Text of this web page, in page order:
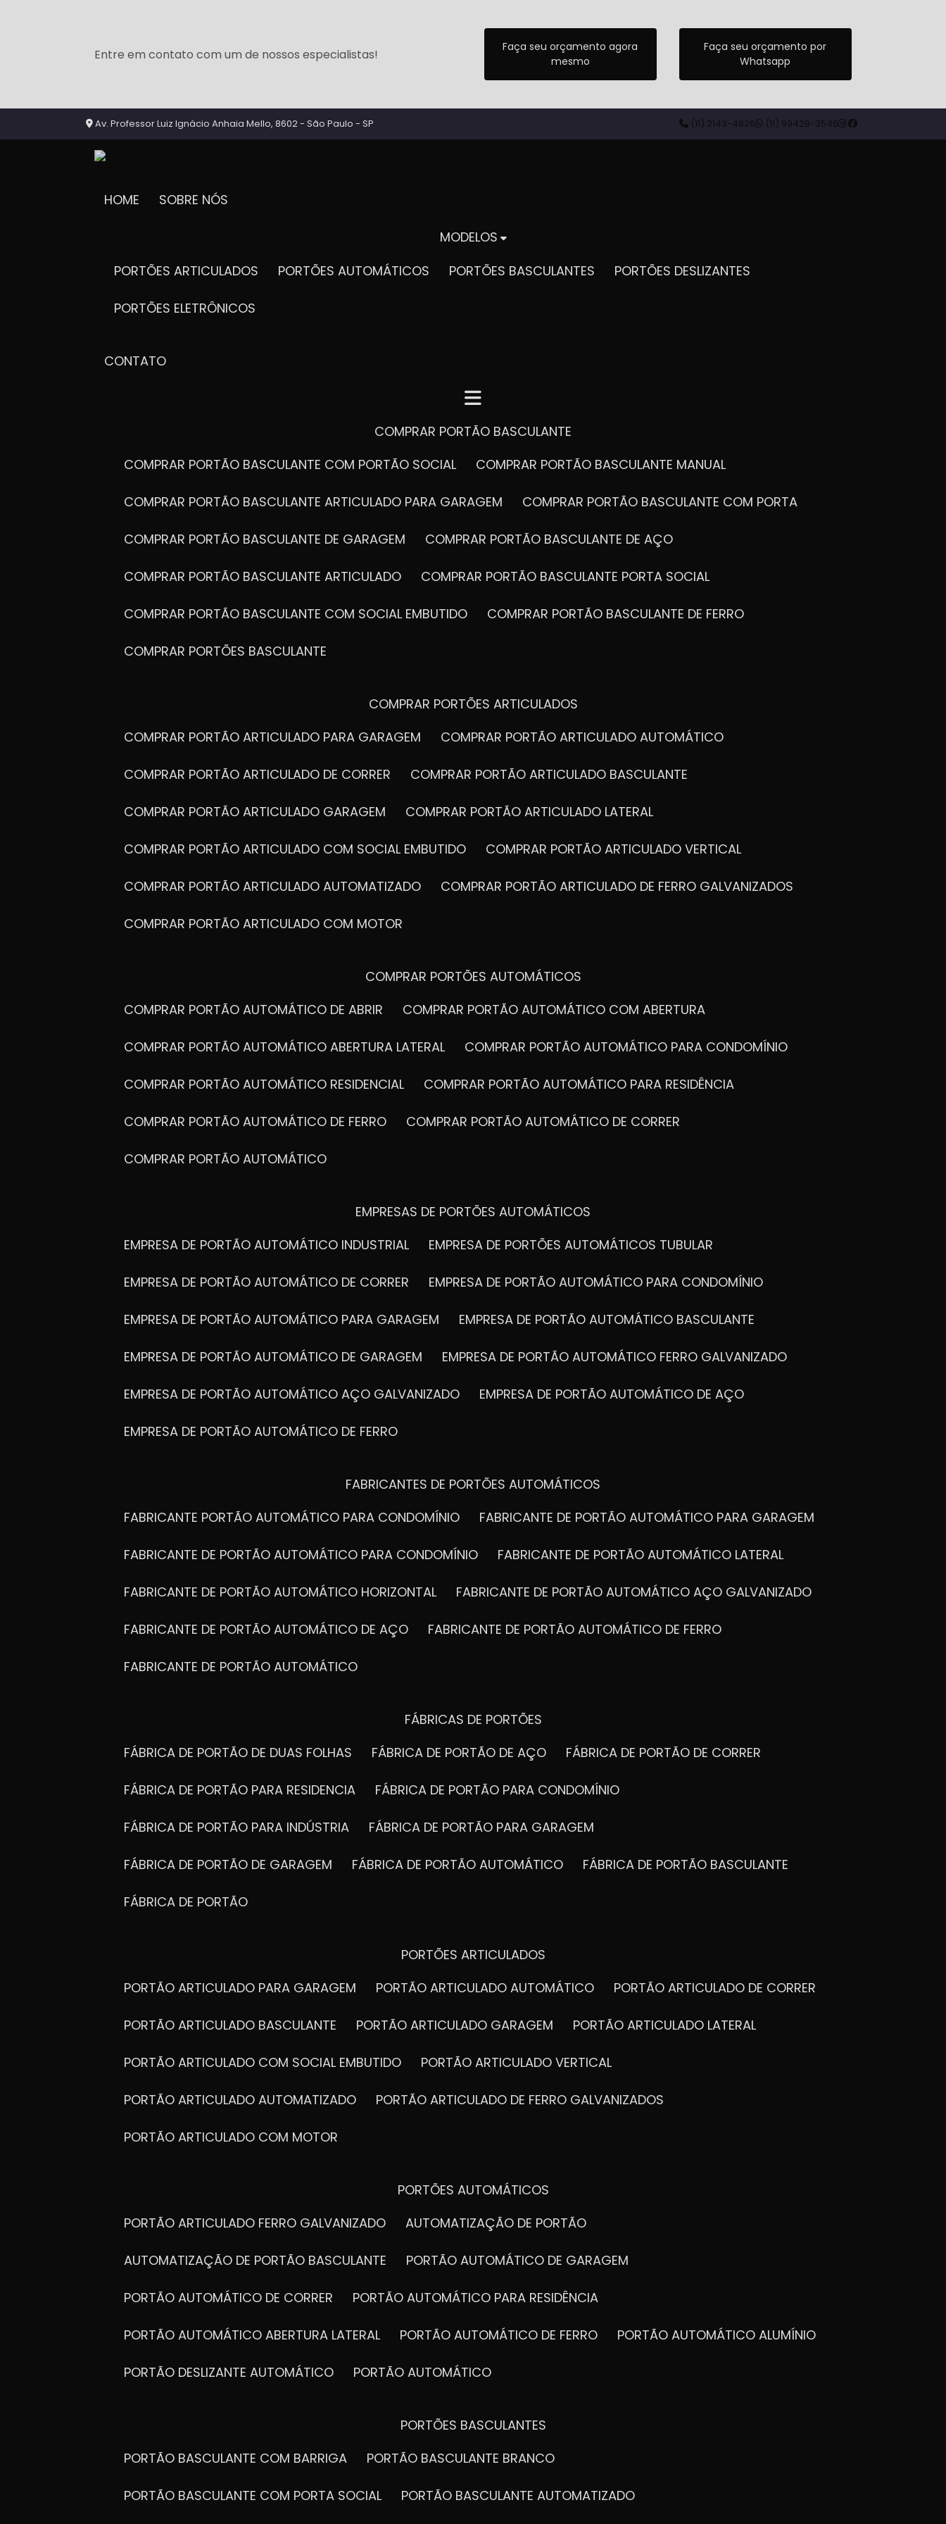
Entre em contato com um de nossos especialistas!
Faça seu orçamento agora
mesmo
Faça seu orçamento por
Whatsapp
Av. Professor Luiz Ignácio Anhaia Mello, 8602 - São Paulo - SP (11) 2143-4826 (11) 99429-3546
HOME SOBRE NÓS
MODELOS
PORTÕES ARTICULADOS
PORTÕES AUTOMÁTICOS PORTÕES BASCULANTES PORTÕES DESLIZANTES
PORTÕES ELETRÔNICOS
CONTATO
COMPRAR PORTÃO BASCULANTE
COMPRAR PORTÃO BASCULANTE COM PORTÃO SOCIAL
COMPRAR PORTÃO BASCULANTE MANUAL
COMPRAR PORTÃO BASCULANTE ARTICULADO PARA GARAGEM COMPRAR PORTÃO BASCULANTE COM PORTA
COMPRAR PORTÃO BASCULANTE DE GARAGEM COMPRAR PORTÃO BASCULANTE DE AÇO
COMPRAR PORTÃO BASCULANTE ARTICULADO COMPRAR PORTÃO BASCULANTE PORTA SOCIAL
COMPRAR PORTÃO BASCULANTE COM SOCIAL EMBUTIDO COMPRAR PORTÃO BASCULANTE DE FERRO
COMPRAR PORTÕES BASCULANTE
COMPRAR PORTÕES ARTICULADOS
COMPRAR PORTÃO ARTICULADO PARA GARAGEM
COMPRAR PORTÃO ARTICULADO AUTOMÁTICO
COMPRAR PORTÃO ARTICULADO DE CORRER COMPRAR PORTÃO ARTICULADO BASCULANTE
COMPRAR PORTÃO ARTICULADO GARAGEM COMPRAR PORTÃO ARTICULADO LATERAL
COMPRAR PORTÃO ARTICULADO COM SOCIAL EMBUTIDO COMPRAR PORTÃO ARTICULADO VERTICAL
COMPRAR PORTÃO ARTICULADO AUTOMATIZADO COMPRAR PORTÃO ARTICULADO DE FERRO GALVANIZADOS
COMPRAR PORTÃO ARTICULADO COM MOTOR
COMPRAR PORTÕES AUTOMÁTICOS
COMPRAR PORTÃO AUTOMÁTICO DE ABRIR
COMPRAR PORTÃO AUTOMÁTICO COM ABERTURA
COMPRAR PORTÃO AUTOMÁTICO ABERTURA LATERAL COMPRAR PORTÃO AUTOMÁTICO PARA CONDOMÍNIO
COMPRAR PORTÃO AUTOMÁTICO RESIDENCIAL COMPRAR PORTÃO AUTOMÁTICO PARA RESIDÊNCIA
COMPRAR PORTÃO AUTOMÁTICO DE FERRO COMPRAR PORTÃO AUTOMÁTICO DE CORRER
COMPRAR PORTÃO AUTOMÁTICO
EMPRESAS DE PORTÕES AUTOMÁTICOS
EMPRESA DE PORTÃO AUTOMÁTICO INDUSTRIAL
EMPRESA DE PORTÕES AUTOMÁTICOS TUBULAR
EMPRESA DE PORTÃO AUTOMÁTICO DE CORRER EMPRESA DE PORTÃO AUTOMÁTICO PARA CONDOMÍNIO
EMPRESA DE PORTÃO AUTOMÁTICO PARA GARAGEM EMPRESA DE PORTÃO AUTOMÁTICO BASCULANTE
EMPRESA DE PORTÃO AUTOMÁTICO DE GARAGEM EMPRESA DE PORTÃO AUTOMÁTICO FERRO GALVANIZADO
EMPRESA DE PORTÃO AUTOMÁTICO AÇO GALVANIZADO EMPRESA DE PORTÃO AUTOMÁTICO DE AÇO
EMPRESA DE PORTÃO AUTOMÁTICO DE FERRO
FABRICANTES DE PORTÕES AUTOMÁTICOS
FABRICANTE PORTÃO AUTOMÁTICO PARA CONDOMÍNIO
FABRICANTE DE PORTÃO AUTOMÁTICO PARA GARAGEM
FABRICANTE DE PORTÃO AUTOMÁTICO PARA CONDOMÍNIO FABRICANTE DE PORTÃO AUTOMÁTICO LATERAL
FABRICANTE DE PORTÃO AUTOMÁTICO HORIZONTAL FABRICANTE DE PORTÃO AUTOMÁTICO AÇO GALVANIZADO
FABRICANTE DE PORTÃO AUTOMÁTICO DE AÇO FABRICANTE DE PORTÃO AUTOMÁTICO DE FERRO
FABRICANTE DE PORTÃO AUTOMÁTICO
FÁBRICAS DE PORTÕES
FÁBRICA DE PORTÃO DE DUAS FOLHAS
FÁBRICA DE PORTÃO DE AÇO FÁBRICA DE PORTÃO DE CORRER
FÁBRICA DE PORTÃO PARA RESIDENCIA FÁBRICA DE PORTÃO PARA CONDOMÍNIO
FÁBRICA DE PORTÃO PARA INDÚSTRIA FÁBRICA DE PORTÃO PARA GARAGEM
FÁBRICA DE PORTÃO DE GARAGEM FÁBRICA DE PORTÃO AUTOMÁTICO FÁBRICA DE PORTÃO BASCULANTE
FÁBRICA DE PORTÃO
PORTÕES ARTICULADOS
PORTÃO ARTICULADO PARA GARAGEM
PORTÃO ARTICULADO AUTOMÁTICO PORTÃO ARTICULADO DE CORRER
PORTÃO ARTICULADO BASCULANTE PORTÃO ARTICULADO GARAGEM PORTÃO ARTICULADO LATERAL
PORTÃO ARTICULADO COM SOCIAL EMBUTIDO PORTÃO ARTICULADO VERTICAL
PORTÃO ARTICULADO AUTOMATIZADO PORTÃO ARTICULADO DE FERRO GALVANIZADOS
PORTÃO ARTICULADO COM MOTOR
PORTÕES AUTOMÁTICOS
PORTÃO ARTICULADO FERRO GALVANIZADO
AUTOMATIZAÇÃO DE PORTÃO
AUTOMATIZAÇÃO DE PORTÃO BASCULANTE PORTÃO AUTOMÁTICO DE GARAGEM
PORTÃO AUTOMÁTICO DE CORRER PORTÃO AUTOMÁTICO PARA RESIDÊNCIA
PORTÃO AUTOMÁTICO ABERTURA LATERAL PORTÃO AUTOMÁTICO DE FERRO PORTÃO AUTOMÁTICO ALUMÍNIO
PORTÃO DESLIZANTE AUTOMÁTICO PORTÃO AUTOMÁTICO
PORTÕES BASCULANTES
PORTÃO BASCULANTE COM BARRIGA
PORTÃO BASCULANTE BRANCO
PORTÃO BASCULANTE COM PORTA SOCIAL PORTÃO BASCULANTE AUTOMATIZADO